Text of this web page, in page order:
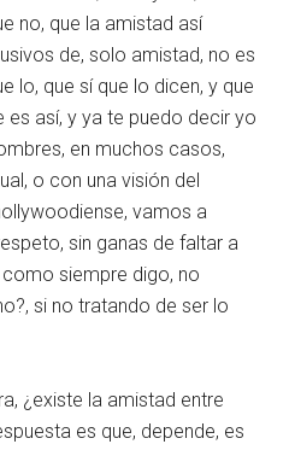
no, que la amistad así
de, solo amistad, no es
lo, que sí que lo dicen, y que
así, y ya te puedo decir yo
en muchos casos,
o con una visión del
vamos a
sin ganas de faltar a
siempre digo, no
si no tratando de ser lo
¿existe la amistad entre
es que, depende, es